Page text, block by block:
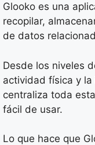
Glooko es una
recopilar,
de datos
Desde los niveles
actividad física y
centraliza toda
fácil de usar.
Lo que hace que